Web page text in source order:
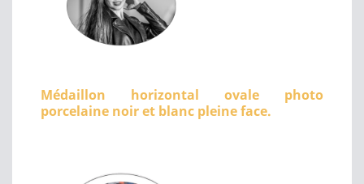
Médaillon horizontal ovale photo
porcelaine noir et blanc pleine face.